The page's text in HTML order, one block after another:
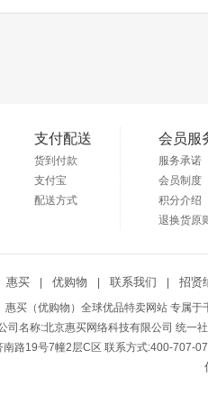
支付配送
货到付款
支付宝
配送方式
会员服
服务承诺
会员制度
积分介绍
退换货原
惠买 优购物 联系我们 招贤
惠买（优购物）全球优品特卖网站 专属
司名称:北京惠买网络科技有限公司 统一
南路19号7幢2层C区 联系方式:400-707-